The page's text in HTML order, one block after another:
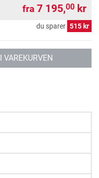
fra 7 195,00 kr
du sparer 515 kr
I VAREKURVEN